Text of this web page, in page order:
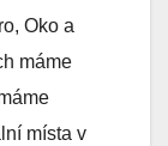
Oko a
máme
místa v